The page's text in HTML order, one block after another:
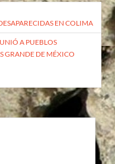
EN COLIMA
A PUEBLOS
GRANDE DE MÉXICO